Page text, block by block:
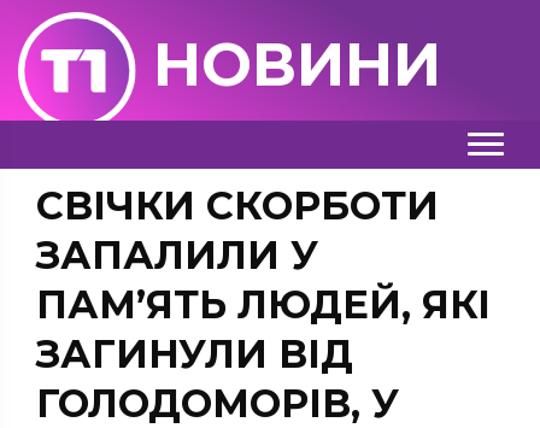
НОВИНИ
СВІЧКИ СКОРБОТИ
ЗАПАЛИЛИ У
ПАМ’ЯТЬ ЛЮДЕЙ, ЯКІ
ЗАГИНУЛИ ВІД
ГОЛОДОМОРІВ, У